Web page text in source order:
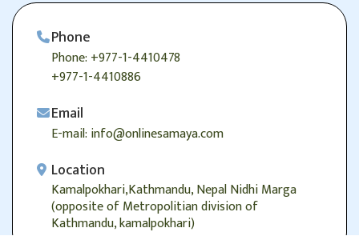
Phone
Phone: +977-1-4410478
+977-1-4410886
Email
E-mail: info@onlinesamaya.com
Location
Kamalpokhari,Kathmandu, Nepal Nidhi Marga
(opposite of Metropolitian division of
Kathmandu, kamalpokhari)